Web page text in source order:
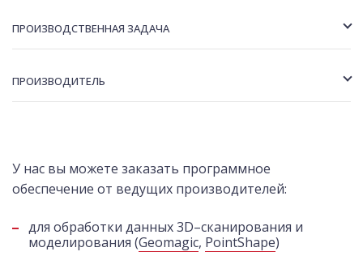
ПРОИЗВОДСТВЕННАЯ ЗАДАЧА
ПРОИЗВОДИТЕЛЬ
У нас вы можете заказать программное
обеспечение от ведущих производителей:
для обработки данных 3D–сканирования и
моделирования (Geomagic, PointShape)